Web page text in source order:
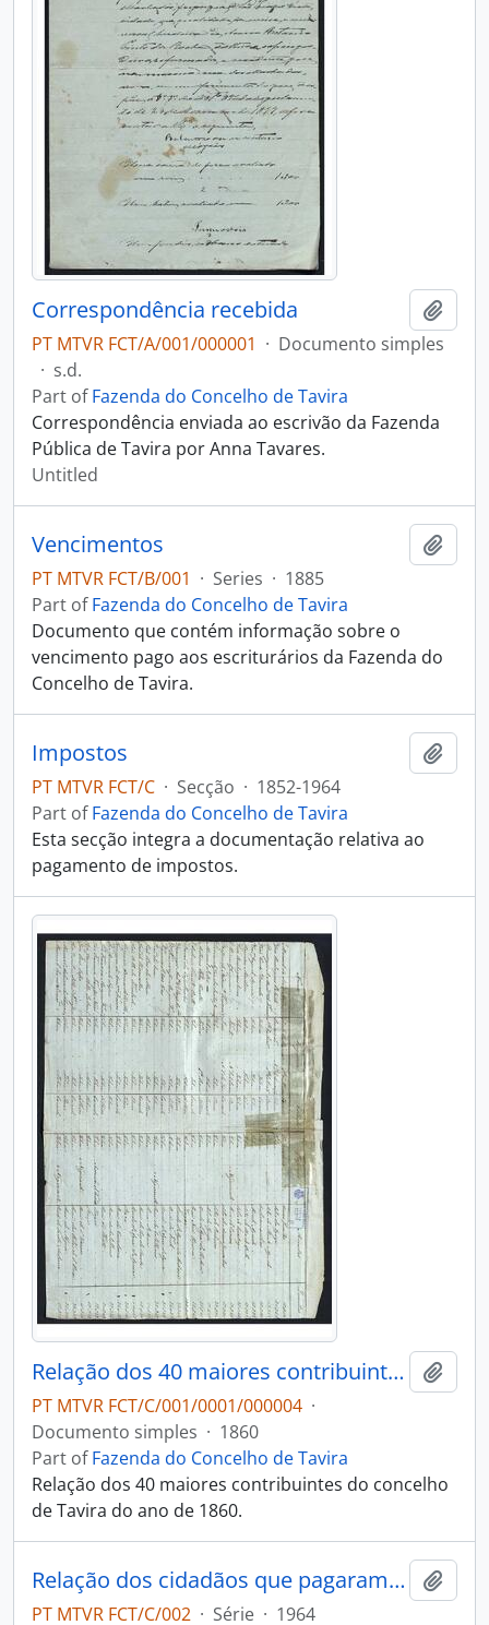
Correspondência recebida
PT MTVR FCT/A/001/000001 · Documento simples
· s.d.
Part ofFazenda do Concelho de Tavira
Correspondência enviada ao escrivão da Fazenda
Pública de Tavira por Anna Tavares.
Untitled
Vencimentos
PT MTVR FCT/B/001 · Series · 1885
Part ofFazenda do Concelho de Tavira
Documento que contém informação sobre o
vencimento pago aos escriturários da Fazenda do
Concelho de Tavira.
Impostos
PT MTVR FCT/C · Secção · 1852-1964
Part ofFazenda do Concelho de Tavira
Esta secção integra a documentação relativa ao
pagamento de impostos.
Relação dos 40 maiores contribuintes
PT MTVR FCT/C/001/0001/000004 ·
Documento simples · 1860
Part ofFazenda do Concelho de Tavira
Relação dos 40 maiores contribuintes do concelho
de Tavira do ano de 1860.
Relação dos cidadãos que pagaram impostos
PT MTVR FCT/C/002 · Série · 1964